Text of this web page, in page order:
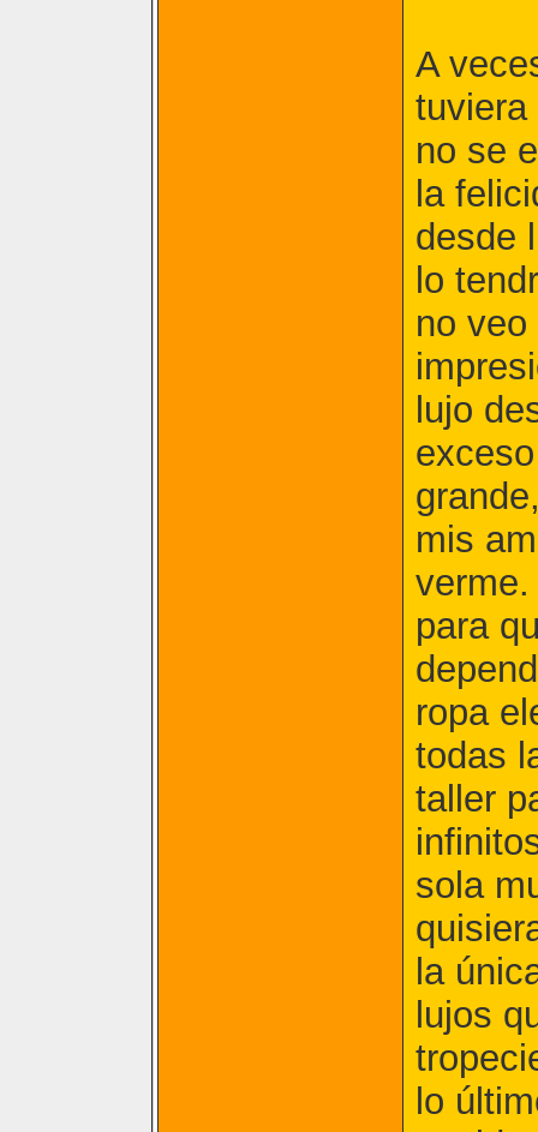
A
tuviera
no se
la
desde
lo
no
lujo
mis
para
ropa
todas
taller
sola
la
lujos
lo